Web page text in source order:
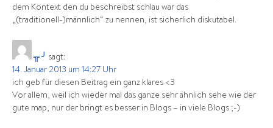
dem Kontext den du beschreibst schlau war das
„(traditionell-)männlich“ zu nennen, ist sicherlich diskutabel.
╦ ╯ sagt:
14. Januar 2013 um 14:27 Uhr
ich geb für diesen Beitrag ein ganz klares <3
Vor allem, weil ich wieder mal das ganze sehr ähnlich sehe wie der
gute map, nur der bringt es besser in Blogs – in viele Blogs ;-)